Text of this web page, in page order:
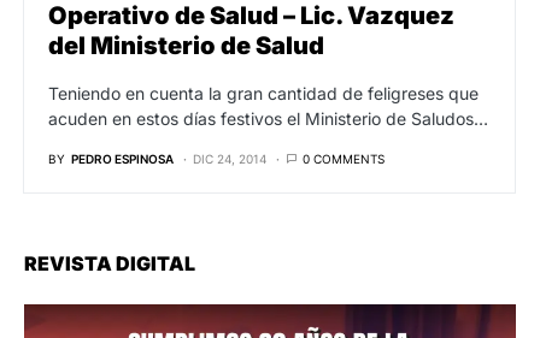
Operativo de Salud – Lic. Vazquez
del Ministerio de Salud
Teniendo en cuenta la gran cantidad de feligreses que
acuden en estos días festivos el Ministerio de Saludos…
BY PEDRO ESPINOSA DIC 24, 2014 0 COMMENTS
REVISTA DIGITAL